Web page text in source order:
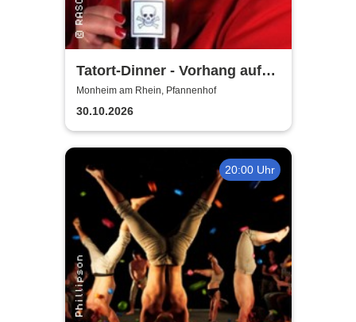
Tatort-Dinner - Vorhang auf
für Mord
Monheim am Rhein, Pfannenhof
30.10.2026
20:00 Uhr